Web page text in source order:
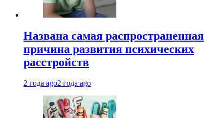
Названа самая распространенная
причина развития психических
расстройств
2 года ago2 года ago